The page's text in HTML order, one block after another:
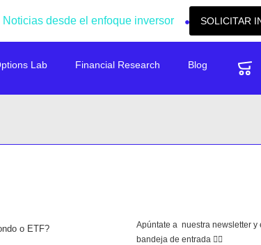
Noticias desde el enfoque inversor SOLICITAR
Lab Financial Research Blog
o ETF?
Apúntate a nuestra newsletter y
bandeja de entrada 👇🏻